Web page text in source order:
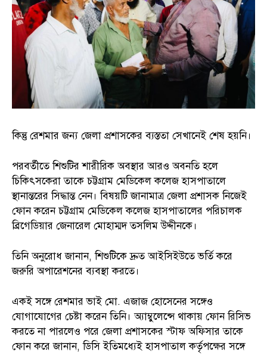
কিন্তু রেশমার জন্য জেলা প্রশাসকের ব্যস্ততা সেখানেই শেষ হয়নি।
পরবর্তীতে শিশুটির শারীরিক অবস্থার আরও অবনতি হলে
চিকিৎসকেরা তাকে চট্টগ্রাম মেডিকেল কলেজ হাসপাতালে
স্থানান্তরের সিদ্ধান্ত নেন। বিষয়টি জানামাত্র জেলা প্রশাসক নিজেই
ফোন করেন চট্টগ্রাম মেডিকেল কলেজ হাসপাতালের পরিচালক
ব্রিগেডিয়ার জেনারেল মোহাম্মদ তসলিম উদ্দীনকে।
তিনি অনুরোধ জানান, শিশুটিকে দ্রুত আইসিইউতে ভর্তি করে
জরুরি অপারেশনের ব্যবস্থা করতে।
একই সঙ্গে রেশমার ভাই মো. এজাজ হোসেনের সঙ্গেও
যোগাযোগের চেষ্টা করেন তিনি। অ্যাম্বুলেন্সে থাকায় ফোন রিসিভ
করতে না পারলেও পরে জেলা প্রশাসকের স্টাফ অফিসার তাকে
ফোন করে জানান, ডিসি ইতিমধ্যেই হাসপাতাল কর্তৃপক্ষের সঙ্গে